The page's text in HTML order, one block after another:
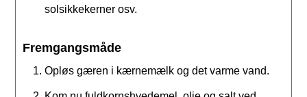
solsikkekerner osv.
Fremgangsmåde
Opløs gæren i kærnemælk og det varme vand.